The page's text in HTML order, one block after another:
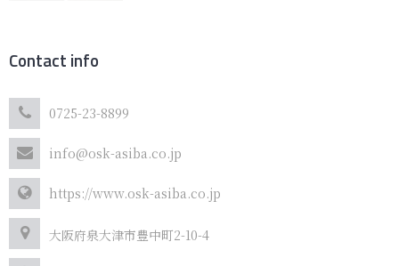
Contact info
0725-23-8899
info@osk-asiba.co.jp
https://www.osk-asiba.co.jp
大阪府泉大津市豊中町2-10-4